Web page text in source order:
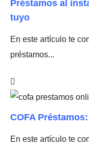
Préstamos al
tuyo
En este artículo te
préstamos...
COFA
En este artículo te